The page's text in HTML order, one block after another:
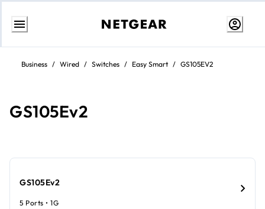
Weiter
InhaltBusiness / Wired / Switches / Easy Smart / GS105EV2
GS105Ev2
GS105Ev2
5 Ports • 1G